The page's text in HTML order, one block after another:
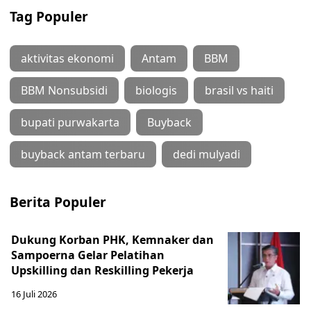
Tag Populer
aktivitas ekonomi Antam BBM
BBM Nonsubsidi biologis brasil vs haiti
bupati purwakarta Buyback
buyback antam terbaru dedi mulyadi
Berita Populer
Dukung Korban PHK, Kemnaker dan
Sampoerna Gelar Pelatihan
Upskilling dan Reskilling Pekerja
16 Juli 2026